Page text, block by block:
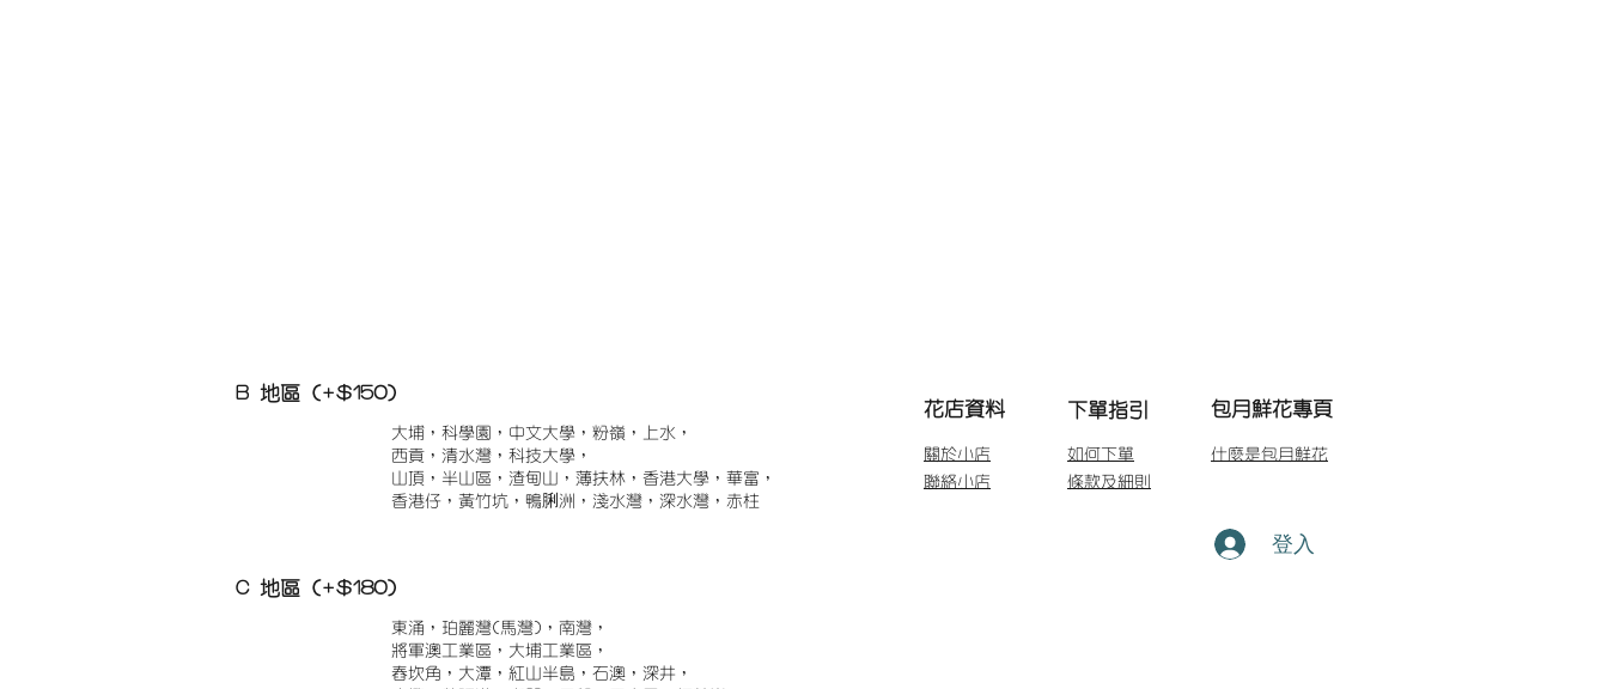
B 地區 (+$150)
大埔，科學園，中文大學，粉嶺，上水，
西貢，清水灣，科技大學，
山頂，半山區，渣甸山，薄扶林，香港大學，華富，
香港仔，黃竹坑，鴨脷洲，淺水灣，深水灣，赤柱
C 地區 (+$180)
東涌，珀麗灣(馬灣)，南灣，
將軍澳工業區，大埔工業區，
舂坎角，大潭，紅山半島，石澳，深井，
​花店資料 下單指引 包月鮮花專頁
關於小店
聯絡小店
如何下單
條款及細則
什麼是包月鮮花
登入